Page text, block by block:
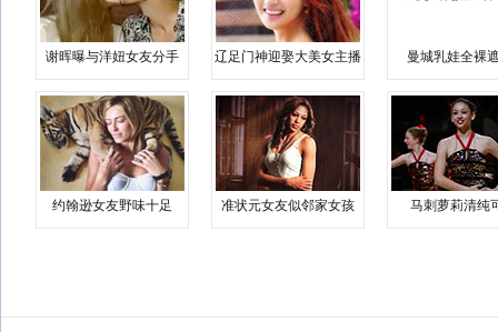
谢晖曝与洋妞女友分手 辽足门神迎娶大美女主播 曼城乳娃全裸
约翰逊女友野味十足 准状元女友似邻家女孩 马刺萝莉清纯